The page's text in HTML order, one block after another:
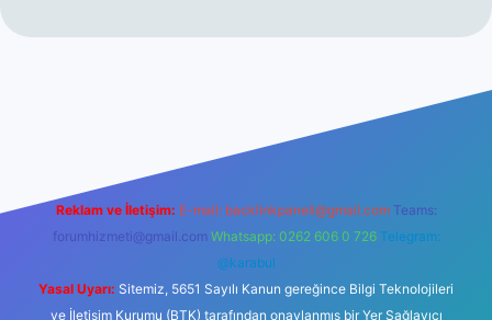
Reklam ve İletişim: E-mail: backlinkpaneli@gmail.com Teams:
forumhizmeti@gmail.com Whatsapp: 0262 606 0 726 Telegram:
@karabul
Yasal Uyarı: Sitemiz, 5651 Sayılı Kanun gereğince Bilgi Teknolojileri
ve İletişim Kurumu (BTK) tarafından onaylanmış bir Yer Sağlayıcı